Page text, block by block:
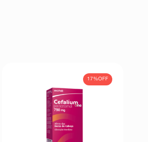
17%OFF